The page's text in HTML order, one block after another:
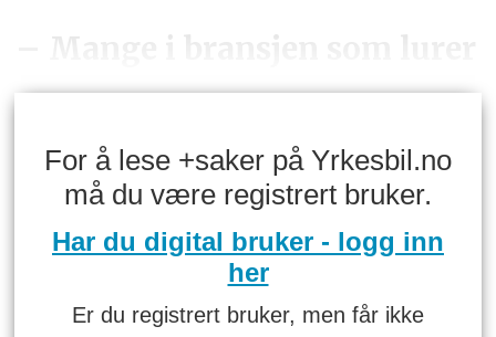
– Mange i bransjen som lurer
For å lese +saker på Yrkesbil.no
må du være registrert bruker.
Har du digital bruker - logg inn
her
Er du registrert bruker, men får ikke